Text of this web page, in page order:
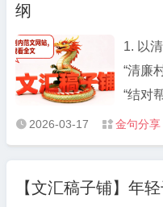
纲
1. 以
“清廉
“结对
“移风
多措并
管拧紧行
 2026-03-17  金句分享
【文汇稿子铺】年